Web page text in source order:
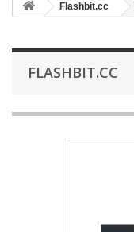
Flashbit.cc
FLASHBIT.CC